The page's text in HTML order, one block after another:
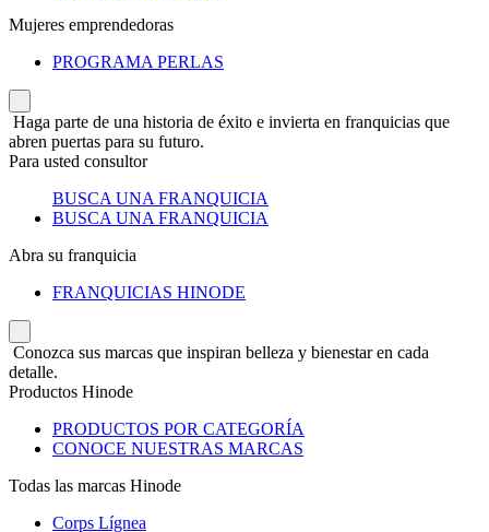
Mujeres emprendedoras
PROGRAMA PERLAS
Haga parte de una historia de éxito e invierta en franquicias que
abren puertas para su futuro.
Para usted consultor
BUSCA UNA FRANQUICIA
BUSCA UNA FRANQUICIA
Abra su franquicia
FRANQUICIAS HINODE
Conozca sus marcas que inspiran belleza y bienestar en cada
detalle.
Productos Hinode
PRODUCTOS POR CATEGORÍA
CONOCE NUESTRAS MARCAS
Todas las marcas Hinode
Corps Lígnea